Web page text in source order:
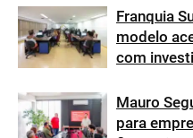
Franquia
modelo
com
Mauro
para